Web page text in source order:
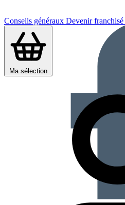
Conseils généraux Devenir franchisé
Ma sélection